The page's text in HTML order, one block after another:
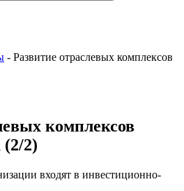
- Развитие отраслевых комплексов
комплексов
(2/2)
входят в инвестиционно-